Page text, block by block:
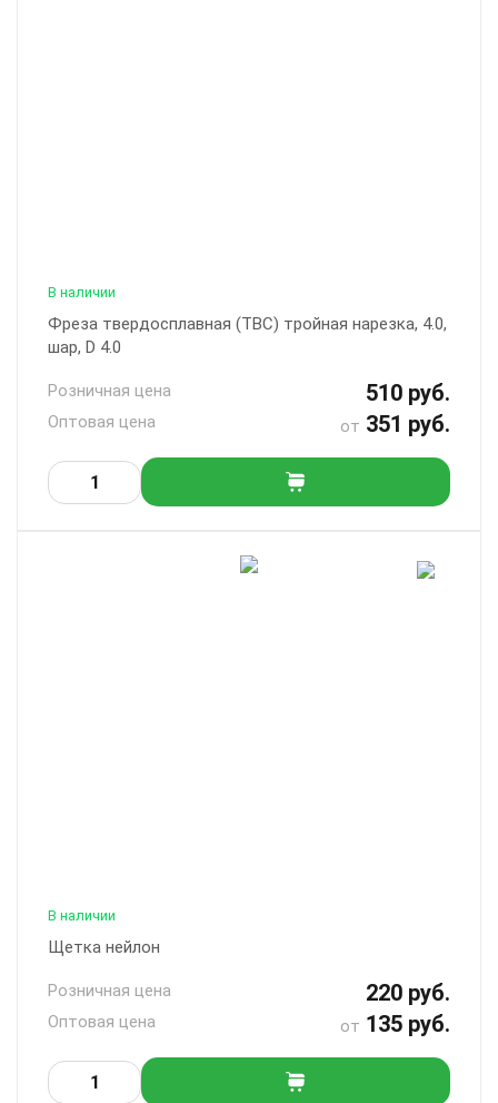
В наличии
Фреза твердосплавная (ТВС) тройная нарезка, 4.0,
шар, D 4.0
Розничная цена 510 руб.
Оптовая цена от 351 руб.
В наличии
Щетка нейлон
Розничная цена 220 руб.
Оптовая цена от 135 руб.